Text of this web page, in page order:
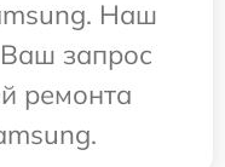
Наш
запрос
ремонта